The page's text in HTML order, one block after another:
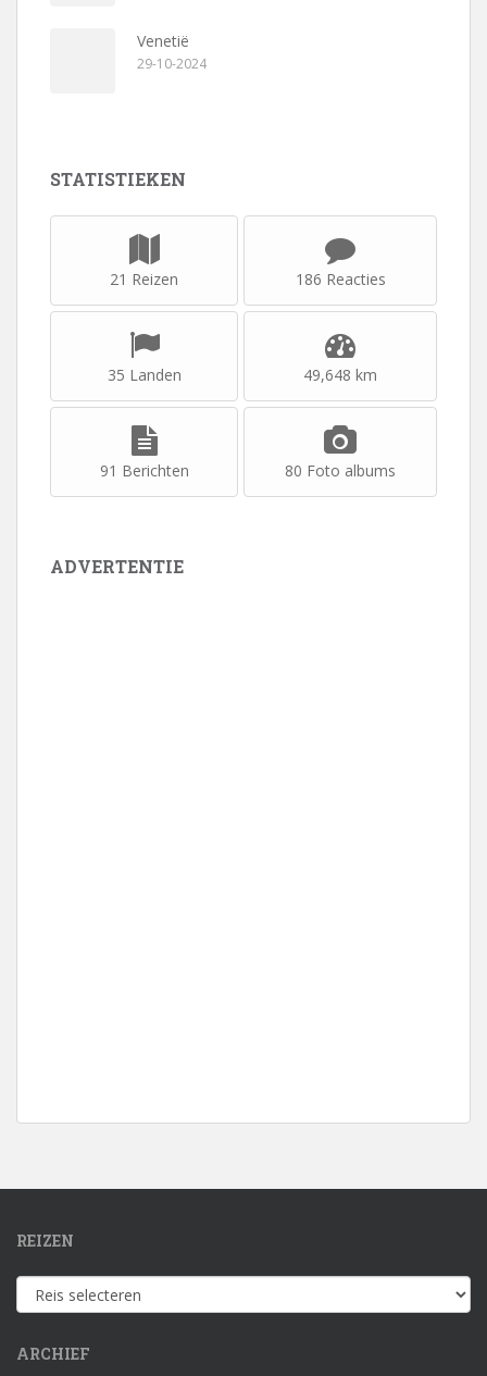
Venetië
29-10-2024
STATISTIEKEN
21 Reizen 186 Reacties
35 Landen 49,648 km
91 Berichten 80 Foto albums
ADVERTENTIE
REIZEN
Reizen
ARCHIEF